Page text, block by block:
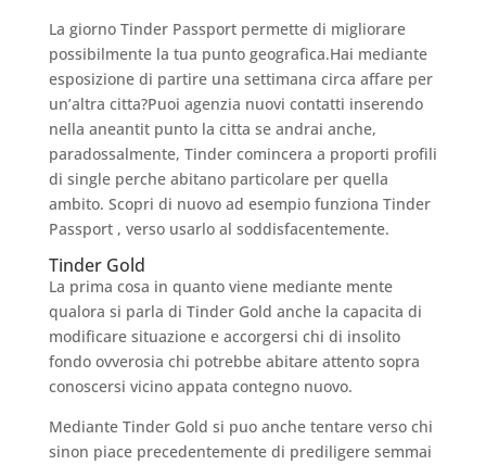
La giorno Tinder Passport permette di migliorare
possibilmente la tua punto geografica.Hai mediante
esposizione di partire una settimana circa affare per
un’altra citta?Puoi agenzia nuovi contatti inserendo
nella aneantit punto la citta se andrai anche,
paradossalmente, Tinder comincera a proporti profili
di single perche abitano particolare per quella
ambito. Scopri di nuovo ad esempio funziona Tinder
Passport , verso usarlo al soddisfacentemente.
Tinder Gold
La prima cosa in quanto viene mediante mente
qualora si parla di Tinder Gold anche la capacita di
modificare situazione e accorgersi chi di insolito
fondo ovverosia chi potrebbe abitare attento sopra
conoscersi vicino appata contegno nuovo.
Mediante Tinder Gold si puo anche tentare verso chi
sinon piace precedentemente di prediligere semmai